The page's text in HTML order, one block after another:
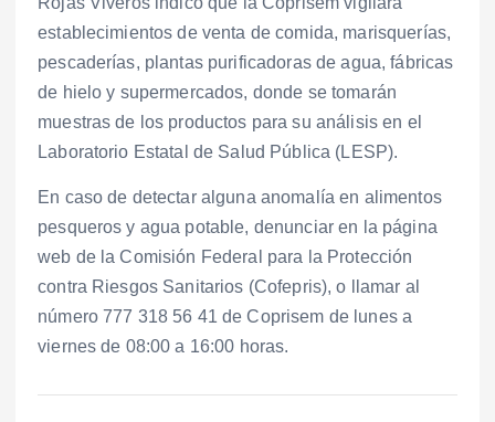
establecimientos de venta de comida, marisquerías,
pescaderías, plantas purificadoras de agua, fábricas
de hielo y supermercados, donde se tomarán
muestras de los productos para su análisis en el
Laboratorio Estatal de Salud Pública (LESP).
En caso de detectar alguna anomalía en alimentos
pesqueros y agua potable, denunciar en la página
web de la Comisión Federal para la Protección
contra Riesgos Sanitarios (Cofepris), o llamar al
número 777 318 56 41 de Coprisem de lunes a
viernes de 08:00 a 16:00 horas.